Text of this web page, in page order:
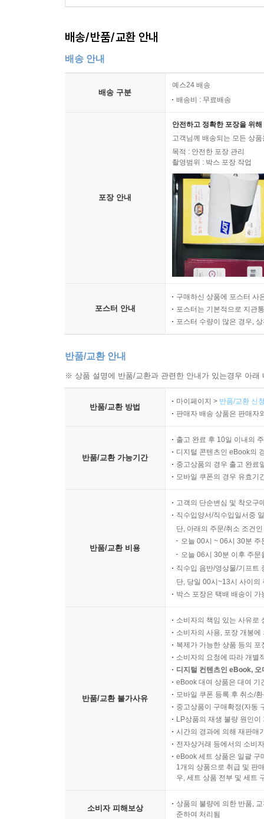
배송/반품/교환 안내
배송 안내
배송 구분
예스24 배송
배송비 : 무료배송
포장 안내
안전하고 정확한 포장을 위
고객님께 배송되는 모든 상
목적 : 안전한 포장 관리
촬영범위 : 박스 포장 작업
포스터 안내
구매하신 상품에 포스터 사
포스터는 기본적으로 지관
포스터 수량이 많은 경우,
반품/교환 안내
※ 상품 설명에 반품/교환과 관련한 안내가 있는경우 아
반품/교환 방법
마이페이지 > 반품/교환 신
판매자 배송 상품은 판매자
반품/교환 가능기간
출고 완료 후 10일 이내의
디지털 콘텐츠인 eBook의
중고상품의 경우 출고 완료
모바일 쿠폰의 경우 유효기
반품/교환 비용
고객의 단순변심 및 착오구
직수입양서/직수입일서중
단, 아래의 주문/취소 조건
오늘 00시 ~ 06시 30분
오늘 06시 30분 이후 주
직수입 음반/영상물/기프트
단, 당일 00시~13시 사이의
박스 포장은 택배 배송이
반품/교환 불가사유
소비자의 책임 있는 사유로
소비자의 사용, 포장 개봉
복제가 가능한 상품 등의
소비자의 요청에 따라 개별
디지털 컨텐츠인 eBook,
eBook 대여 상품은 대여 기
모바일 쿠폰 등록 후 취소/
중고상품이 구매확정(자동
LP상품의 재생 불량 원인
시간의 경과에 의해 재판매
전자상거래 등에서의 소비
eBook 세트 상품은 일괄 구
1개의 상품으로 취급 및 판
우, 세트 상품 전부 및 세트
소비자 피해보상
상품의 불량에 의한 반품,
준하여 처리됨